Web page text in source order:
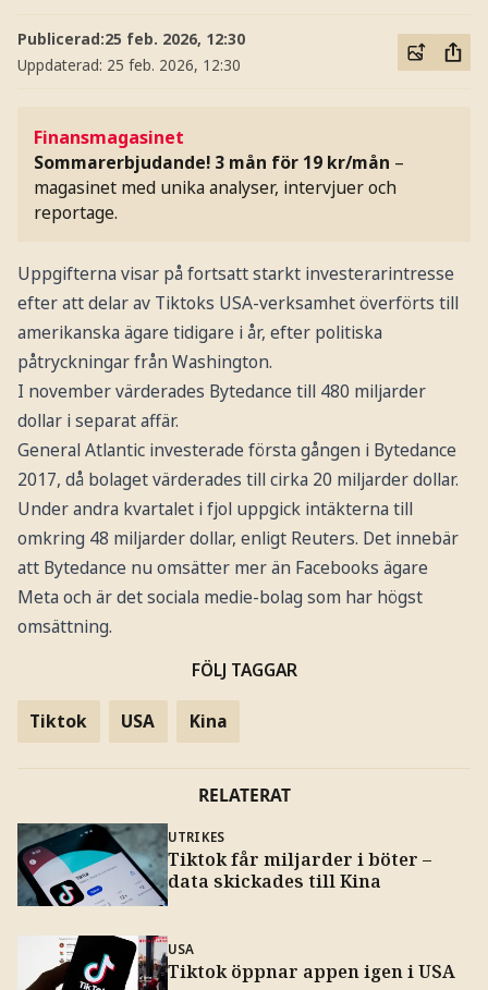
Publicerad:25 feb. 2026, 12:30
Uppdaterad: 25 feb. 2026, 12:30
Finansmagasinet
Sommarerbjudande! 3 mån för 19 kr/mån –
magasinet med unika analyser, intervjuer och
reportage.
Uppgifterna visar på fortsatt starkt investerarintresse
efter att delar av Tiktoks USA-verksamhet överförts till
amerikanska ägare tidigare i år, efter politiska
påtryckningar från Washington.
I november värderades Bytedance till 480 miljarder
dollar i separat affär.
General Atlantic investerade första gången i Bytedance
2017, då bolaget värderades till cirka 20 miljarder dollar.
Under andra kvartalet i fjol uppgick intäkterna till
omkring 48 miljarder dollar, enligt Reuters. Det innebär
att Bytedance nu omsätter mer än Facebooks ägare
Meta och är det sociala medie-bolag som har högst
omsättning.
FÖLJ TAGGAR
Tiktok USA Kina
RELATERAT
UTRIKES
Tiktok får miljarder i böter –
data skickades till Kina
USA
Tiktok öppnar appen igen i USA